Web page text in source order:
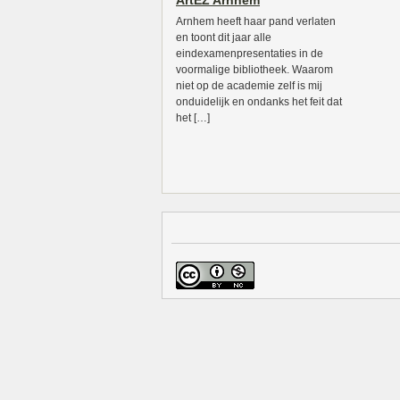
Arnhem heeft haar pand verlaten
en toont dit jaar alle
eindexamenpresentaties in de
voormalige bibliotheek. Waarom
niet op de academie zelf is mij
onduidelijk en ondanks het feit dat
het […]